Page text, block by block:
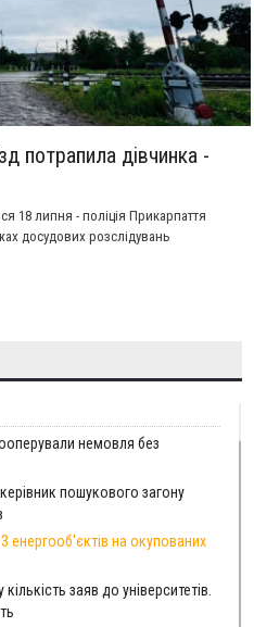
потрапила дівчинка -
18 липня - поліція Прикарпаття
досудових розслідувань
немовля без
керівник пошукового загону
енергооб'єктів на окупованих
заяв до університетів.